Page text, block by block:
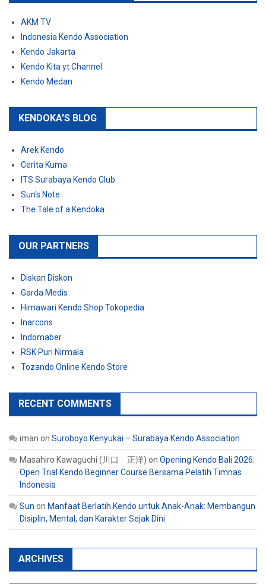
AKM TV
Indonesia Kendo Association
Kendo Jakarta
Kendo Kita yt Channel
Kendo Medan
KENDOKA'S BLOG
Arek Kendo
Cerita Kuma
ITS Surabaya Kendo Club
Sun's Note
The Tale of a Kendoka
OUR PARTNERS
Diskan Diskon
Garda Medis
Himawari Kendo Shop Tokopedia
Inarcons
Indomaber
RSK Puri Nirmala
Tozando Online Kendo Store
RECENT COMMENTS
iman on Suroboyo Kenyukai – Surabaya Kendo Association
Masahiro Kawaguchi (川口 正洋) on Opening Kendo Bali 2026:
Open Trial Kendo Beginner Course Bersama Pelatih Timnas
Indonesia
Sun on Manfaat Berlatih Kendo untuk Anak-Anak: Membangun
Disiplin, Mental, dan Karakter Sejak Dini
ARCHIVES